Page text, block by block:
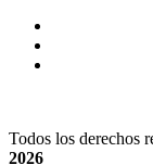
Todos los derechos
2026